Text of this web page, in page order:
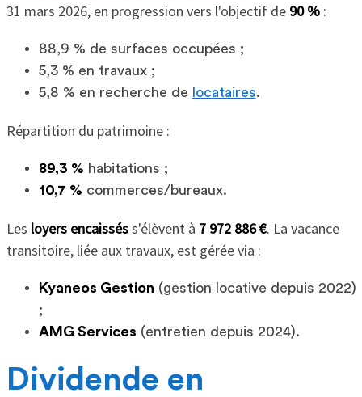
31 mars 2026, en progression vers l'objectif de 90 %:
88,9 % de surfaces occupées ;
5,3 % en travaux ;
5,8 % en recherche de
locataires.
Répartition du patrimoine :
89,3 % habitations ;
10,7 % commerces/bureaux.
Les loyers encaisséss'élèvent à 7 972 886 €. La vacance
transitoire, liée aux travaux, est gérée via :
Kyaneos Gestion (gestion locative depuis 2022)
;
AMG Services (entretien depuis 2024).
Dividende en